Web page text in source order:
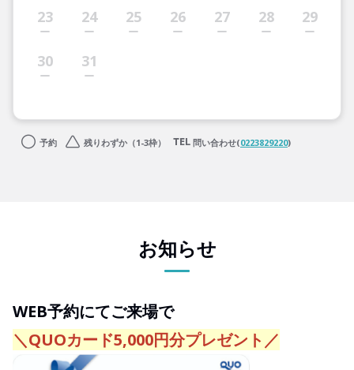
23 24 25 26 27 28 29
30 31
予約 残りわずか（1-3枠） 問い合わせ(0223829220)
お知らせ
WEB予約にてご来場で
＼QUOカード5,000円分プレゼント／